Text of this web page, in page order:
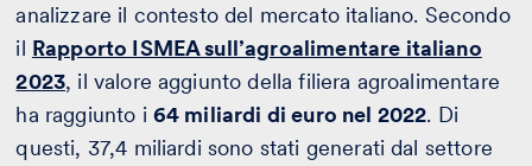
analizzare il contesto del mercato italiano. Secondo
il Rapporto ISMEA sull’agroalimentare italiano
2023, il valore aggiunto della filiera agroalimentare
ha raggiunto i 64 miliardi di euro nel 2022. Di
questi, 37,4 miliardi sono stati generati dal settore